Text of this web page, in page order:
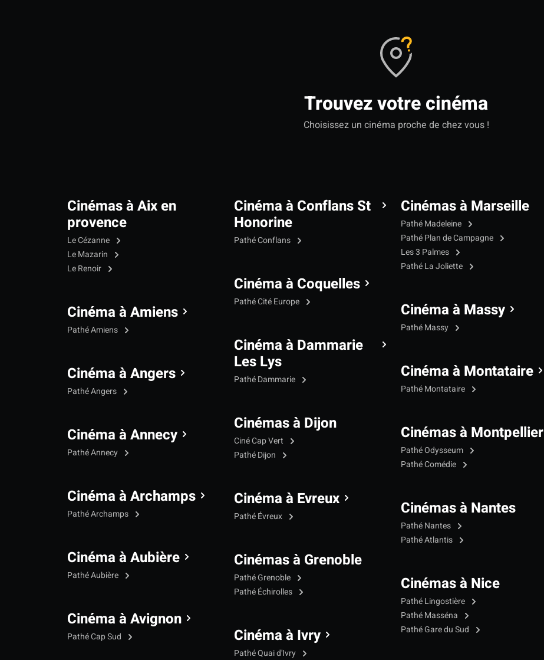
Trouvez votre cinéma
Choisissez un cinéma proche de chez vous !
Cinémas à Aix en
provence
Le Cézanne
Le Mazarin
Le Renoir
Cinéma à Amiens
Pathé Amiens
Cinéma à Angers
Pathé Angers
Cinéma à Annecy
Pathé Annecy
Cinéma à Archamps
Pathé Archamps
Cinéma à Aubière
Pathé Aubière
Cinéma à Avignon
Pathé Cap Sud
Cinéma à Conflans St
Honorine
Pathé Conflans
Cinéma à Coquelles
Pathé Cité Europe
Cinéma à Dammarie
Les Lys
Pathé Dammarie
Cinémas à Dijon
Ciné Cap Vert
Pathé Dijon
Cinéma à Evreux
Pathé Évreux
Cinémas à Grenoble
Pathé Grenoble
Pathé Échirolles
Cinéma à Ivry
Pathé Quai d'Ivry
Cinémas à Marseille
Pathé Madeleine
Pathé Plan de Campagne
Les 3 Palmes
Pathé La Joliette
Cinéma à Massy
Pathé Massy
Cinéma à Montataire
Pathé Montataire
Cinémas à Montpellier
Pathé Odysseum
Pathé Comédie
Cinémas à Nantes
Pathé Nantes
Pathé Atlantis
Cinémas à Nice
Pathé Lingostière
Pathé Masséna
Pathé Gare du Sud